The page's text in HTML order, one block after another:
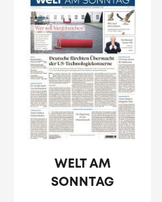
WELT AM
SONNTAG